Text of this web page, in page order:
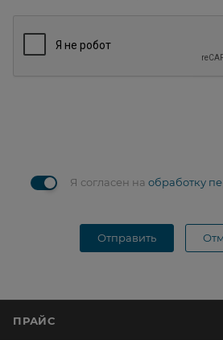
Я согласен на обработку
Отправить
ПРАЙС